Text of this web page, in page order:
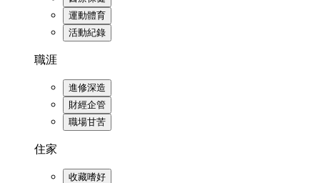
運動體育
活動紀錄
職涯
進修深造
財經企管
職場甘苦
住家
收藏嗜好